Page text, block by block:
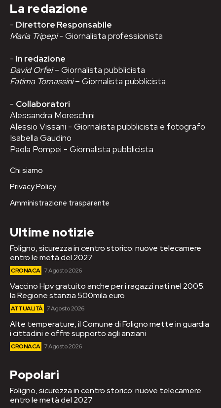
La redazione
- Direttore Responsabile
Maria Tripepi- Giornalista professionista
- In redazione
David Orfei– Giornalista pubblicista
Fatima Tomassini– Giornalista pubblicista
- Collaboratori
Alessandra Moreschini
Alessio Vissani - Giornalista pubblicista e fotografo
Isabella Gaudino
Paola Pompei - Giornalista pubblicista
Chi siamo
Privacy Policy
Amministrazione trasparente
Ultime notizie
Foligno, sicurezza in centro storico: nuove telecamere
entro le metà del 2027
CRONACA 7 Agosto 2026
Vaccino Hpv gratuito anche per i ragazzi nati nel 2005:
la Regione stanzia 500mila euro
ATTUALITÀ 7 Agosto 2026
Alte temperature, il Comune di Foligno mette in guardia
i cittadini e offre supporto agli anziani
CRONACA 7 Agosto 2026
Popolari
Foligno, sicurezza in centro storico: nuove telecamere
entro le metà del 2027